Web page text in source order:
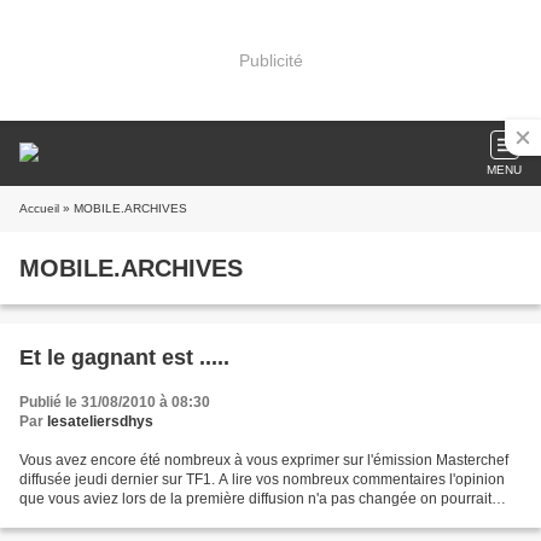
Publicité
MENU
Accueil » MOBILE.ARCHIVES
MOBILE.ARCHIVES
Et le gagnant est .....
Publié le 31/08/2010 à 08:30
Par lesateliersdhys
Vous avez encore été nombreux à vous exprimer sur l'émission Masterchef
diffusée jeudi dernier sur TF1. A lire vos nombreux commentaires l'opinion
que vous aviez lors de la première diffusion n'a pas changée on pourrait